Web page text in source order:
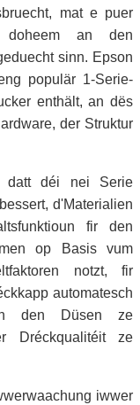
mat e puer
an den
sinn. Epson
populär 1-Serie-
enthält, an dës
der Struktur
datt déi nei Serie
d'Materialien
fir den
op Basis vum
notzt, fir
automatesch
den Düsen ze
Dréckqualitéit ze
iwwer